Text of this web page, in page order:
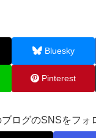
Bluesky
Pinterest
ログのSNSをフォ